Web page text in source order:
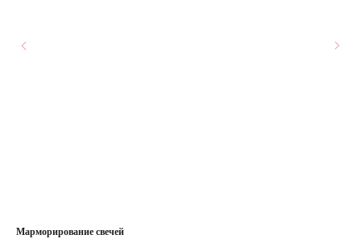
Марморирование свечей